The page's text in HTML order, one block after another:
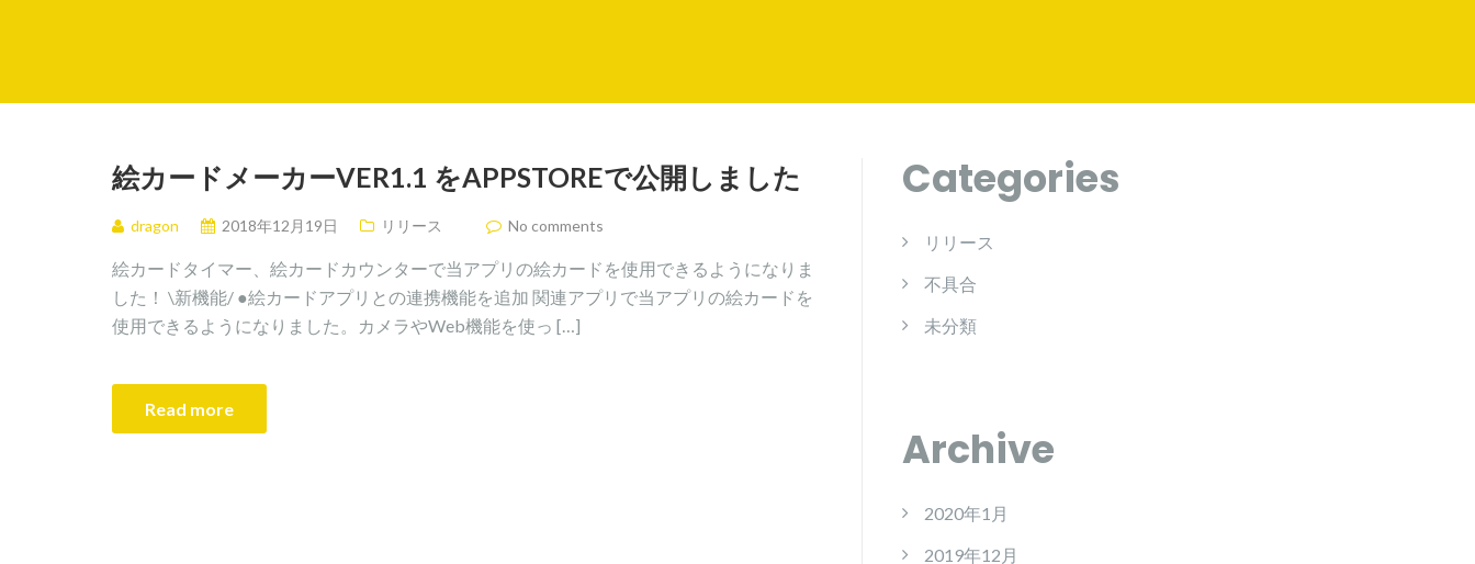
絵カードメーカーVER1.1 をAPPSTOREで公開しました
dragon 2018年12月19日 リリース No comments
絵カードタイマー、絵カードカウンターで当アプリの絵カードを使用できるようになりま
した！ \新機能/ ●絵カードアプリとの連携機能を追加 関連アプリで当アプリの絵カードを
使用できるようになりました。カメラやWeb機能を使っ […]
Read more
Categories
リリース
不具合
未分類
Archive
2020年1月
2019年12月